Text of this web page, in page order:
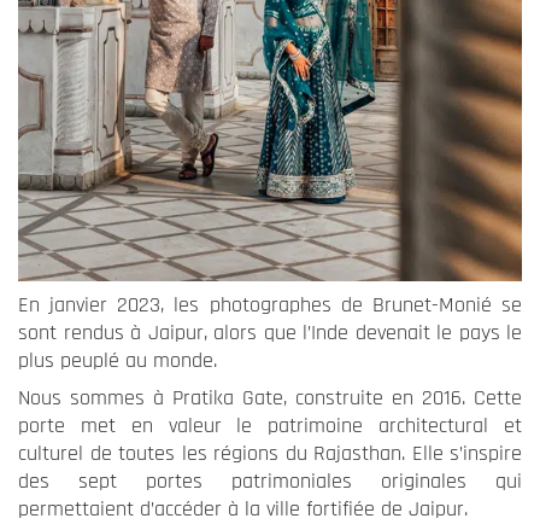
En janvier 2023, les photographes de Brunet-Monié se
sont rendus à Jaipur, alors que l’Inde devenait le pays le
plus peuplé au monde.
Nous sommes à Pratika Gate, construite en 2016. Cette
porte met en valeur le patrimoine architectural et
culturel de toutes les régions du Rajasthan. Elle s’inspire
des sept portes patrimoniales originales qui
permettaient d’accéder à la ville fortifiée de Jaipur.
Expérience
Ces cookies
permettent
une meilleure
expérience
durant votre
visite sur
notre site. Si
vous les
refusez,
fonctionnalités
ne seront plus
disponible.